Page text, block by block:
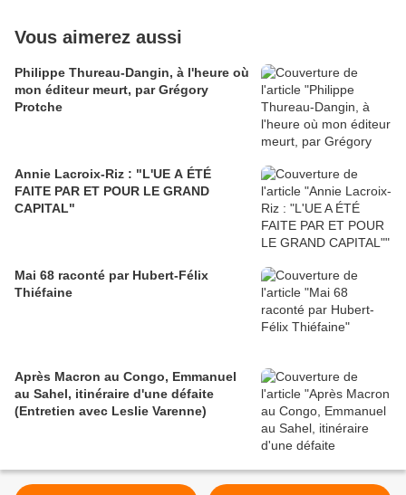
Vous aimerez aussi
Philippe Thureau-Dangin, à l'heure où
mon éditeur meurt, par Grégory
Protche
Annie Lacroix-Riz : "L'UE A ÉTÉ
FAITE PAR ET POUR LE GRAND
CAPITAL"
Mai 68 raconté par Hubert-Félix
Thiéfaine
Après Macron au Congo, Emmanuel
au Sahel, itinéraire d'une défaite
(Entretien avec Leslie Varenne)